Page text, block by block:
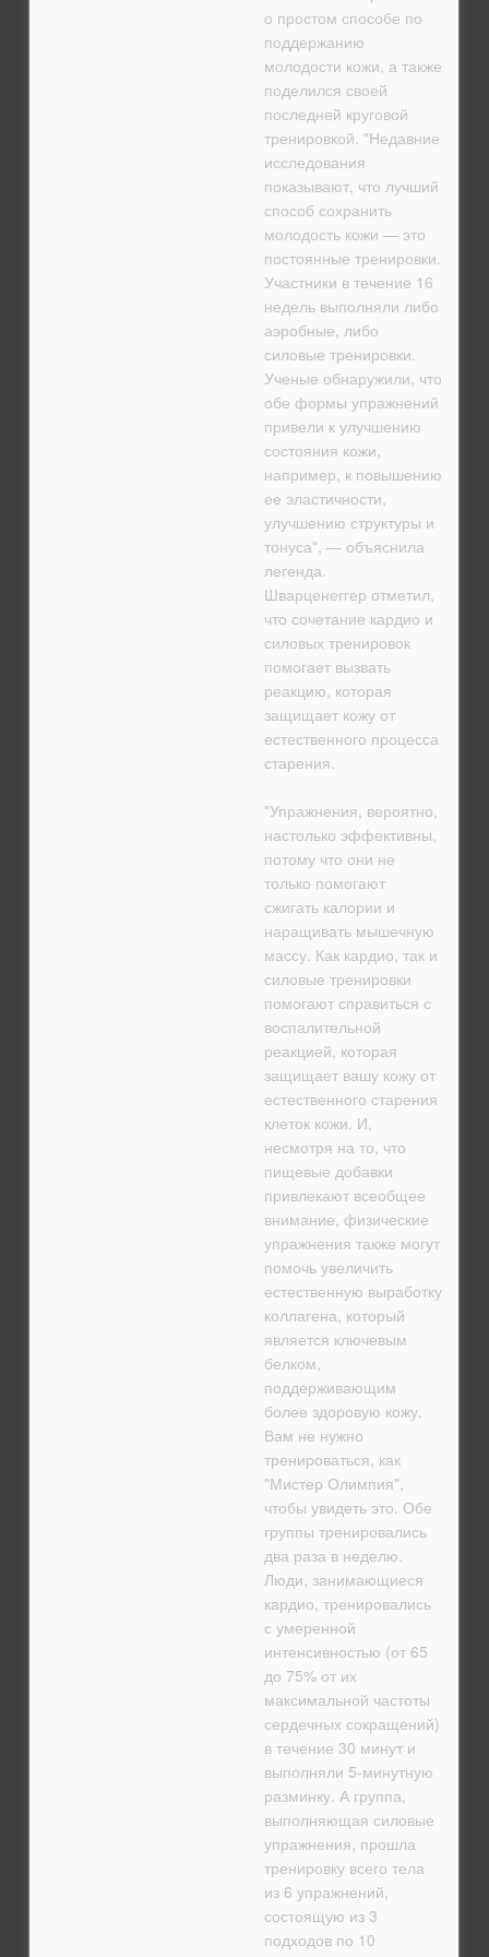
о простом способе по
поддержанию
молодости кожи, а также
поделился своей
последней круговой
тренировкой. "Недавние
исследования
показывают, что лучший
способ сохранить
молодость кожи — это
постоянные тренировки.
Участники в течение 16
недель выполняли либо
аэробные, либо
силовые тренировки.
Ученые обнаружили, что
обе формы упражнений
привели к улучшению
состояния кожи,
например, к повышению
ее эластичности,
улучшению структуры и
тонуса", — объяснила
легенда.
Шварценеггер отметил,
что сочетание кардио и
силовых тренировок
помогает вызвать
реакцию, которая
защищает кожу от
естественного процесса
старения.
"Упражнения, вероятно,
настолько эффективны,
потому что они не
только помогают
сжигать калории и
наращивать мышечную
массу. Как кардио, так и
силовые тренировки
помогают справиться с
воспалительной
реакцией, которая
защищает вашу кожу от
естественного старения
клеток кожи. И,
несмотря на то, что
пищевые добавки
привлекают всеобщее
внимание, физические
упражнения также могут
помочь увеличить
естественную выработку
коллагена, который
является ключевым
белком,
поддерживающим
более здоровую кожу.
Вам не нужно
тренироваться, как
"Мистер Олимпия",
чтобы увидеть это. Обе
группы тренировались
два раза в неделю.
Люди, занимающиеся
кардио, тренировались
с умеренной
интенсивностью (от 65
до 75% от их
максимальной частоты
сердечных сокращений)
в течение 30 минут и
выполняли 5-минутную
разминку. А группа,
выполняющая силовые
упражнения, прошла
тренировку всего тела
из 6 упражнений,
состоящую из 3
подходов по 10